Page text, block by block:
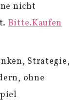
nicht
Bitte.Kaufen
Strategie,
ohne